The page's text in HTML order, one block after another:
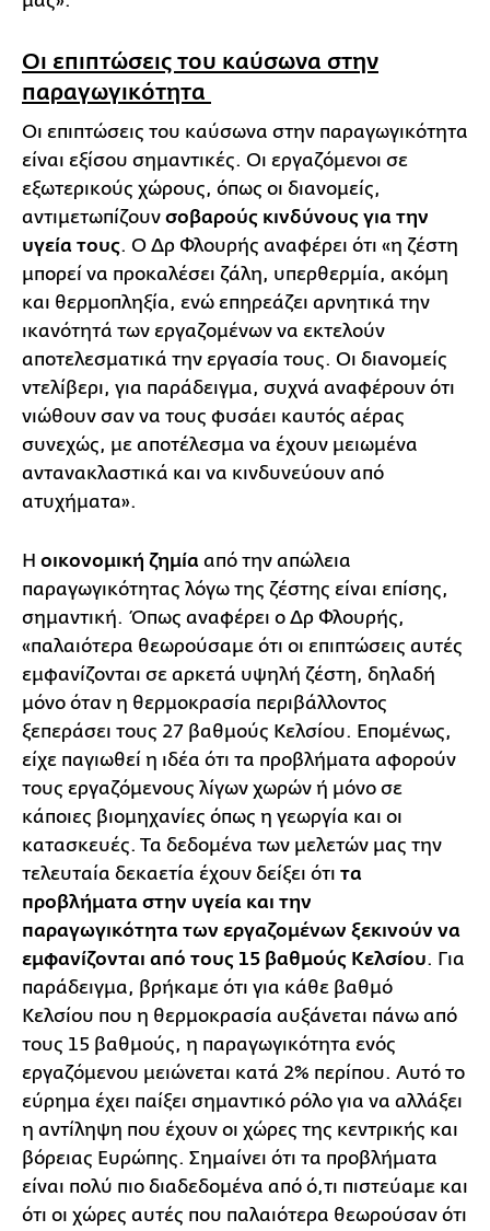
Οι επιπτώσεις του καύσωνα στην
παραγωγικότητα
Οι επιπτώσεις του καύσωνα στην παραγωγικότητα
είναι εξίσου σημαντικές. Οι εργαζόμενοι σε
εξωτερικούς χώρους, όπως οι διανομείς,
αντιμετωπίζουν σοβαρούς κινδύνους για την
υγεία τους. Ο Δρ Φλουρής αναφέρει ότι «η ζέστη
μπορεί να προκαλέσει ζάλη, υπερθερμία, ακόμη
και θερμοπληξία, ενώ επηρεάζει αρνητικά την
ικανότητά των εργαζομένων να εκτελούν
αποτελεσματικά την εργασία τους. Οι διανομείς
ντελίβερι, για παράδειγμα, συχνά αναφέρουν ότι
νιώθουν σαν να τους φυσάει καυτός αέρας
συνεχώς, με αποτέλεσμα να έχουν μειωμένα
αντανακλαστικά και να κινδυνεύουν από
ατυχήματα».
Η οικονομική ζημία από την απώλεια
παραγωγικότητας λόγω της ζέστης είναι επίσης,
σημαντική. Όπως αναφέρει ο Δρ Φλουρής,
«παλαιότερα θεωρούσαμε ότι οι επιπτώσεις αυτές
εμφανίζονται σε αρκετά υψηλή ζέστη, δηλαδή
μόνο όταν η θερμοκρασία περιβάλλοντος
ξεπεράσει τους 27 βαθμούς Κελσίου. Επομένως,
είχε παγιωθεί η ιδέα ότι τα προβλήματα αφορούν
τους εργαζόμενους λίγων χωρών ή μόνο σε
κάποιες βιομηχανίες όπως η γεωργία και οι
κατασκευές. Τα δεδομένα των μελετών μας την
τελευταία δεκαετία έχουν δείξει ότι τα
προβλήματα στην υγεία και την
παραγωγικότητα των εργαζομένων ξεκινούν να
εμφανίζονται από τους 15 βαθμούς Κελσίου. Για
παράδειγμα, βρήκαμε ότι για κάθε βαθμό
Κελσίου που η θερμοκρασία αυξάνεται πάνω από
τους 15 βαθμούς, η παραγωγικότητα ενός
εργαζόμενου μειώνεται κατά 2% περίπου. Αυτό το
εύρημα έχει παίξει σημαντικό ρόλο για να αλλάξει
η αντίληψη που έχουν οι χώρες της κεντρικής και
βόρειας Ευρώπης. Σημαίνει ότι τα προβλήματα
είναι πολύ πιο διαδεδομένα από ό,τι πιστεύαμε και
ότι οι χώρες αυτές που παλαιότερα θεωρούσαν ότι